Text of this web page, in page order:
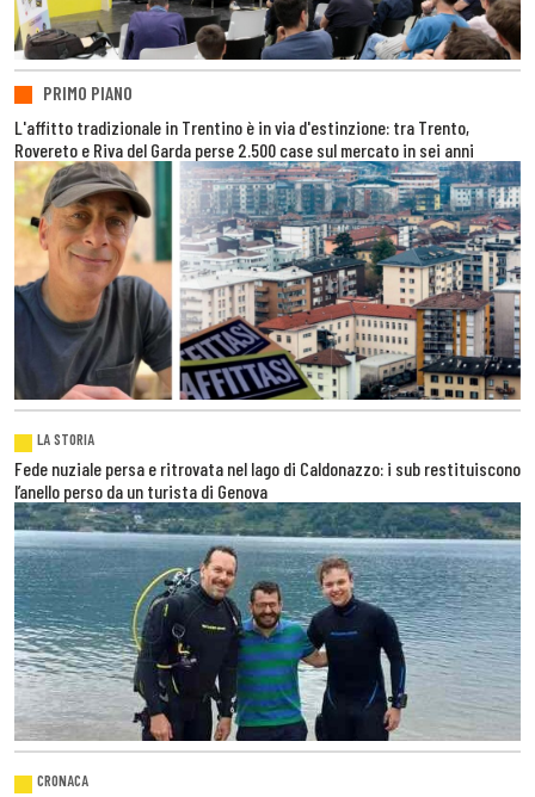
PRIMO PIANO
L'affitto tradizionale in Trentino è in via d'estinzione: tra Trento,
Rovereto e Riva del Garda perse 2.500 case sul mercato in sei anni
LA STORIA
Fede nuziale persa e ritrovata nel lago di Caldonazzo: i sub restituiscono
l’anello perso da un turista di Genova
CRONACA